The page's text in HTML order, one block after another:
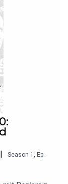
Season 1 , Ep.